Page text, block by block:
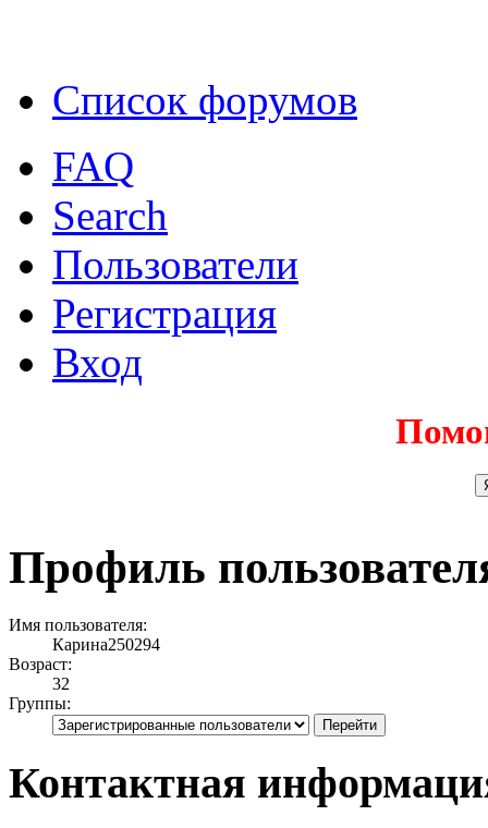
Список форумов
FAQ
Search
Пользователи
Регистрация
Вход
Профиль
Имя пользователя:
Карина250294
Возраст:
32
Группы:
Контактная